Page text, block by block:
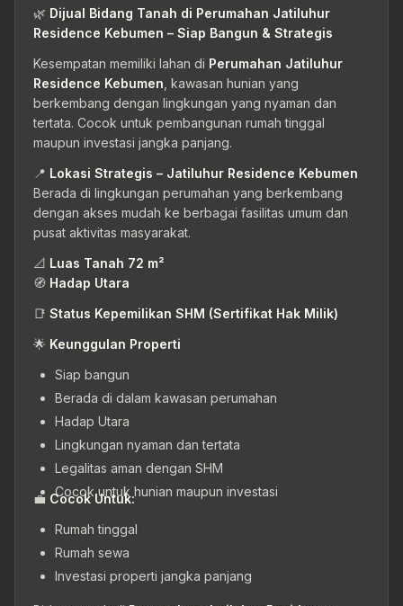
🌿 Dijual Bidang Tanah di Perumahan Jatiluhur
Residence Kebumen – Siap Bangun & Strategis
Kesempatan memiliki lahan di Perumahan Jatiluhur
Residence Kebumen , kawasan hunian yang
berkembang dengan lingkungan yang nyaman dan
tertata. Cocok untuk pembangunan rumah tinggal
maupun investasi jangka panjang.
📍 Lokasi Strategis – Jatiluhur Residence Kebumen
Berada di lingkungan perumahan yang berkembang
dengan akses mudah ke berbagai fasilitas umum dan
pusat aktivitas masyarakat.
📐 Luas Tanah 72 m²
🧭 Hadap Utara
📑 Status Kepemilikan SHM (Sertifikat Hak Milik)
🌟 Keunggulan Properti
Siap bangun
Berada di dalam kawasan perumahan
Hadap Utara
Lingkungan nyaman dan tertata
Legalitas aman dengan SHM
Cocok untuk hunian maupun investasi
💼 Cocok Untuk:
Rumah tinggal
Rumah sewa
Investasi properti jangka panjang